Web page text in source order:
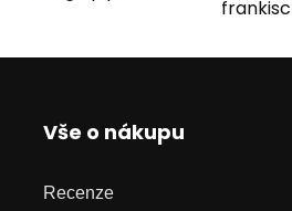
Vše o nákupu
Recenze